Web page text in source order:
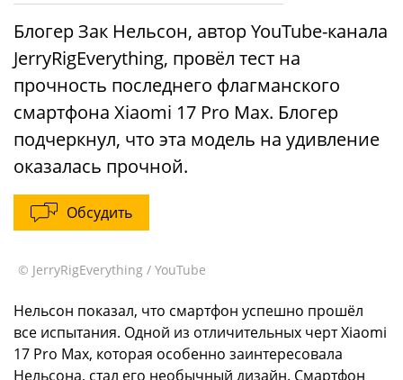
Блогер Зак Нельсон, автор YouTube-канала
JerryRigEverything, провёл тест на
прочность последнего флагманского
смартфона Xiaomi 17 Pro Max. Блогер
подчеркнул, что эта модель на удивление
оказалась прочной.
Обсудить
© JerryRigEverything / YouTube
Нельсон показал, что смартфон успешно прошёл
все испытания. Одной из отличительных черт Xiaomi
17 Pro Max, которая особенно заинтересовала
Нельсона, стал его необычный дизайн. Смартфон